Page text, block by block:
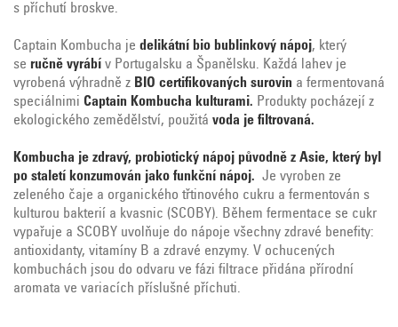
s příchutí broskve.
Captain Kombucha je delikátní bio bublinkový nápoj, který
se ručně vyrábí v Portugalsku a Španělsku. Každá lahev je
vyrobená výhradně z BIO certifikovaných surovin a fermentovaná
speciálnimi Captain Kombucha kulturami. Produkty pocházejí z
ekologického zemědělství, použitá voda je filtrovaná.
Kombucha je zdravý, probiotický nápoj původně z Asie, který byl
po staletí konzumován jako funkční nápoj. Je vyroben ze
zeleného čaje a organického třtinového cukru a fermentován s
kulturou bakterií a kvasnic (SCOBY). Během fermentace se cukr
vypařuje a SCOBY uvolňuje do nápoje všechny zdravé benefity:
antioxidanty, vitamíny B a zdravé enzymy. V ochucených
kombuchách jsou do odvaru ve fázi filtrace přidána přírodní
aromata ve variacích příslušné příchuti.